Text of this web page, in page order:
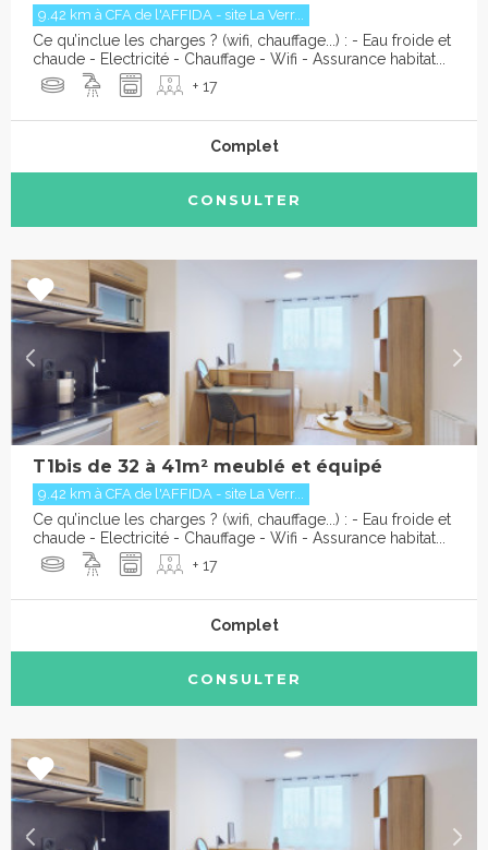
9.42 km à CFA de l'AFFIDA - site La Verr...
Ce qu’inclue les charges ? (wifi, chauffage...) : - Eau froide et
chaude - Electricité - Chauffage - Wifi - Assurance habitat...
+ 17
Complet
CONSULTER
T1bis de 32 à 41m² meublé et équipé
9.42 km à CFA de l'AFFIDA - site La Verr...
Ce qu’inclue les charges ? (wifi, chauffage...) : - Eau froide et
chaude - Electricité - Chauffage - Wifi - Assurance habitat...
+ 17
Complet
CONSULTER